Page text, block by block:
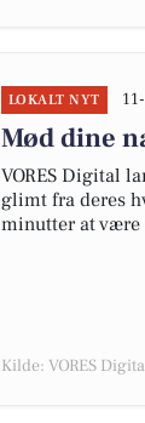
LOKALT NYT
Mød dine
VORES Digital
glimt fra deres
minutter at være
Kilde: VORES